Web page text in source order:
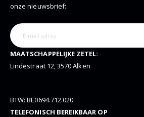
onze nieuwsbrief:
MAATSCHAPPELIJKE ZETEL:
Lindestraat 12, 3570 Alken
BTW: BE0694.712.020
TELEFONISCH BEREIKBAAR OP